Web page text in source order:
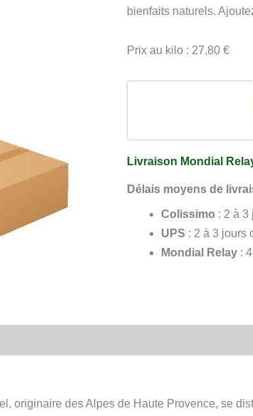
Lavande
12
500
bienfaits naturels.
Prix au kilo : 27,80 €
Livraison Mondial
Délais moyens de
Colissimo : 2 à 3
UPS : 2 à 3 jours
Mondial Relay :
originaire des Alpes de Haute Provence, se